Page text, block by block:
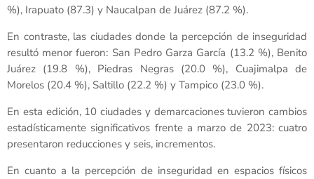
%), Irapuato (87.3) y Naucalpan de Juárez (87.2 %).
En contraste, las ciudades donde la percepción de inseguridad
resultó menor fueron: San Pedro Garza García (13.2 %), Benito
Juárez (19.8 %), Piedras Negras (20.0 %), Cuajimalpa de
Morelos (20.4 %), Saltillo (22.2 %) y Tampico (23.0 %).
En esta edición, 10 ciudades y demarcaciones tuvieron cambios
estadísticamente significativos frente a marzo de 2023: cuatro
presentaron reducciones y seis, incrementos.
En cuanto a la percepción de inseguridad en espacios físicos